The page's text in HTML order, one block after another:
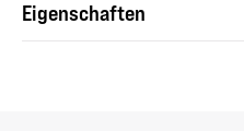
Eigenschaften